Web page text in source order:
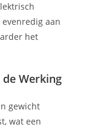
aan
het
Werking
gewicht
wat een